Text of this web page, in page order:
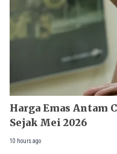
Harga Emas Antam
Sejak Mei 2026
10 hours ago